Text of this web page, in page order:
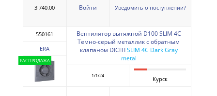
3 740.00 Войти Уведомить о поступлении?
РАСПРОДАЖА
550161
ERA
Вентилятор вытяжной D100 SLIM 4С
Темно-серый металлик с обратным
клапаном DICITI SLIM 4C Dark Gray
metal
1/1/24 Курск